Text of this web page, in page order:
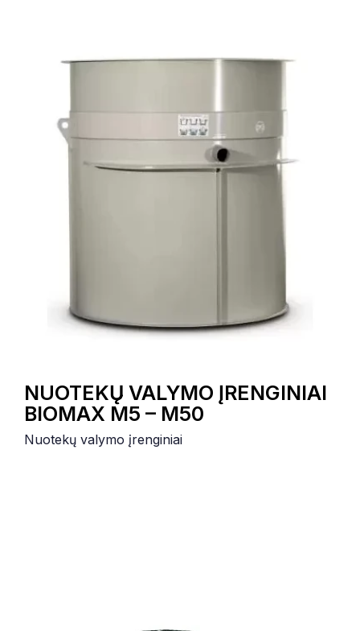
NUOTEKŲ VALYMO ĮRENGINIAI
BIOMAX M5 – M50
Nuotekų valymo įrenginiai